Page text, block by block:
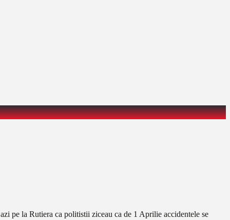
pe la Rutiera ca politistii ziceau ca de 1 Aprilie accidentele se